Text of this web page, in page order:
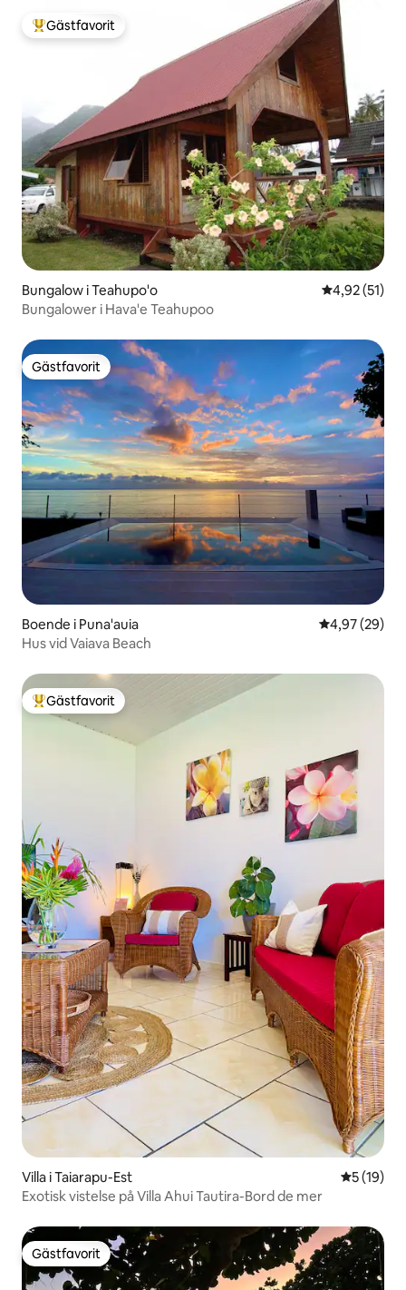
Populär gästfavorit
Gästfavorit
Bungalow i Teahupo'o 4,92 av 5 i
4,92 (51)
Bungalower i Hava'e Teahupoo
Gästfavorit
Gästfavorit
Boende i Puna'auia 4,97 av 5 i
4,97 (29)
Hus vid Vaiava Beach
Populär gästfavorit
Gästfavorit
Villa i Taiarapu-Est 5 av 5 i
5 (19)
Exotisk vistelse på Villa Ahui Tautira-Bord de mer
Gästfavorit
Gästfavorit